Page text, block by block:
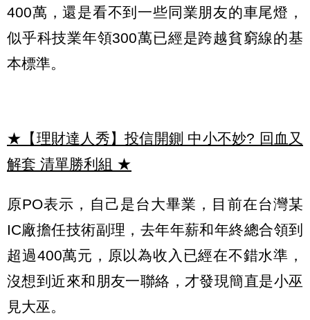
400萬，還是看不到一些同業朋友的車尾燈，
似乎科技業年領300萬已經是跨越貧窮線的基
本標準。
★【理財達人秀】投信開鍘 中小不妙? 回血又
解套 清單勝利組 ★
原PO表示，自己是台大畢業，目前在台灣某
IC廠擔任技術副理，去年年薪和年終總合領到
超過400萬元，原以為收入已經在不錯水準，
沒想到近來和朋友一聯絡，才發現簡直是小巫
見大巫。